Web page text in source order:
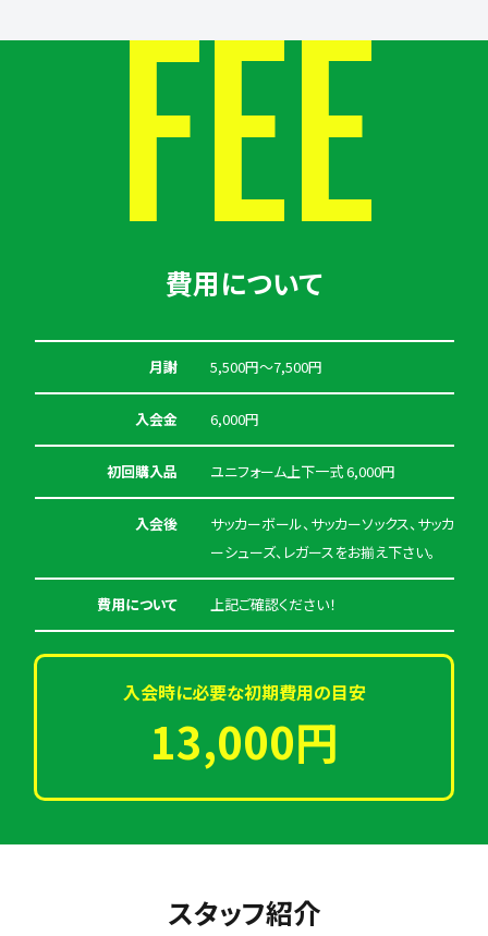
FEE
費用について
月謝 5,500円〜7,500円
入会金 6,000円
初回購入品 ユニフォーム上下一式 6,000円
入会後
サッカーボール、サッカーソックス、サッカ
ーシューズ、レガースをお揃え下さい。
費用について 上記ご確認ください！
入会時に必要な初期費用の目安
13,000円
スタッフ紹介